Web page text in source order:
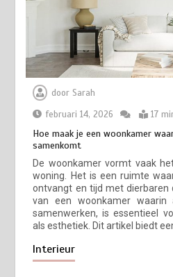
door Sarah
februari 14, 2026
17
Hoe maak je een woonkamer
samenkomt
De woonkamer vormt vaak
woning. Het is een ruimte
ontvangt en tijd met dierbaren
van een woonkamer waarin
samenwerken, is essentieel
als esthetiek. Dit artikel biedt
Interieur